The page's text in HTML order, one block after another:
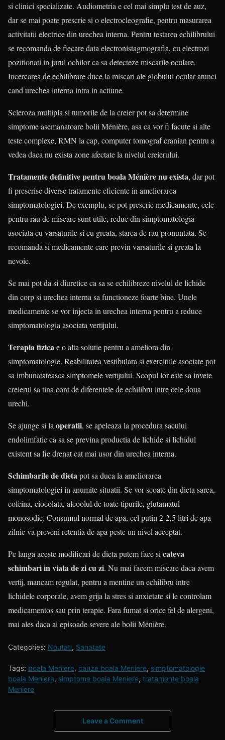
si clinici specializate. Audiometria e cel mai simplu test de auz,
dar se mai poate prescrie si o electrocleografie, pentru masurarea
activitatii electrice din urechea interna. Pentru testarea echilibrului
se recomanda de fiecare data electronistagmografia, cu electrozi
pozitionati in jurul ochilor ca sa detecteze miscarile oculare.
Incercarea de echilibrare duce la miscari ale globului ocular atunci
cand urechea interna intra in actiune.
Scleroza multipla si tumorile de la creier pot sa determine
simptome asemanatoare bolii Ménière, asa ca vor fi facute si alte
teste complexe, RMN la cap, computer tomograf cranian pentru a
vedea daca nu exista zone afectate la nivelul creierului.
Tratamente definitive pentru boala Ménière nu exista, dar pot
fi prescrise diverse tratamente eficiente in ameliorarea
simptomatologiei. De exemplu, se pot prescrie medicamente, cele
pentru rau de miscare sunt utile, reduc din simptomatologia
asociata cu varsaturile si cu greata, starea de rau pronuntata. Se
recomanda si medicamente care previn varsaturile si greata la
nevoie.
Se mai pot da si diuretice ca sa se echilibreze nivelul de lichide
din corp si urechea interna sa functioneze foarte bine. Unele
medicamente se vor injecta in urechea interna pentru a reduce
simptomatologia asociata vertijului.
Terapia fizicae o alta solutie pentru a ameliora din
simptomatologie. Reabilitatea vestibulara si exercitiile asociate pot
sa imbunatateasca simptomele vertijului. Scopul lor este sa invete
creierul sa tina cont de diferentele de echilibru intre cele doua
urechi.
Se ajunge si la operatii, se apeleaza la procedura sacului
endolimfatic ca sa se previna productia de lichide si lichidul
existent sa fie drenat cat mai usor din urechea interna.
Schimbarile de dietapot sa duca la ameliorarea
simptomatologiei in anumite situatii. Se vor scoate din dieta sarea,
cofeina, ciocolata, alcoolul de toate tipurile, glutamatul
monosodic. Consumul normal de apa, cel putin 2-2,5 litri de apa
zilnic va preveni retentia de apa peste un nivel acceptat.
Pe langa aceste modificari de dieta putem face si cateva
schimbari in viata de zi cu zi. Nu mai facem miscare daca avem
vertij, mancam regulat, pentru a mentine un echilibru intre
lichidele corporale, avem grija la stres si anxietate si le controlam
medicamentos sau prin terapie. Fara fumat si orice fel de alergeni,
mai ales daca ai episoade severe ale bolii Ménière.
Categories: Noutati, Sanatate
Tags: boala Meniere, cauze boala Meniere, simptomatologie
boala Meniere, simptome boala Meniere, tratamente boala
Meniere
Leave a Comment